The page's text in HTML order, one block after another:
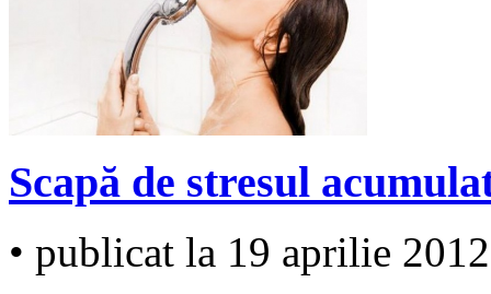
Scapă de stresul
• publicat la 19 aprilie 2012